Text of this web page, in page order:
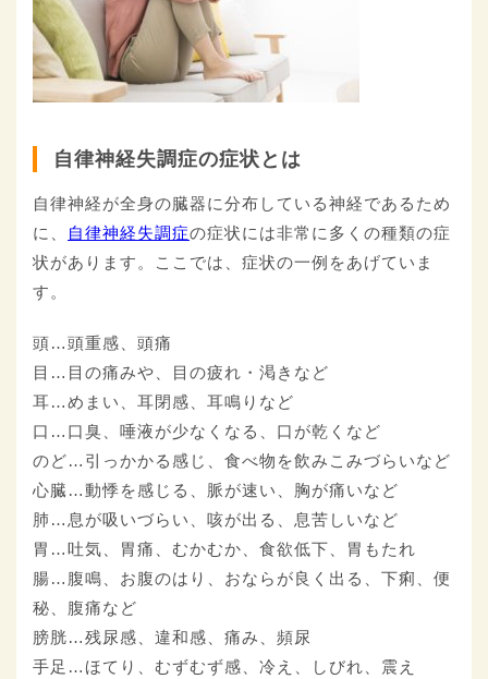
自律神経失調症の症状とは
自律神経が全身の臓器に分布している神経であるため
に、
自律神経失調症の症状には非常に多くの種類の症
状があります。ここでは、症状の一例をあげていま
す。
頭…頭重感、頭痛
目…目の痛みや、目の疲れ・渇きなど
耳…めまい、耳閉感、耳鳴りなど
口…口臭、唾液が少なくなる、口が乾くなど
のど…引っかかる感じ、食べ物を飲みこみづらいなど
心臓…動悸を感じる、脈が速い、胸が痛いなど
肺…息が吸いづらい、咳が出る、息苦しいなど
胃…吐気、胃痛、むかむか、食欲低下、胃もたれ
腸…腹鳴、お腹のはり、おならが良く出る、下痢、便
秘、腹痛など
膀胱…残尿感、違和感、痛み、頻尿
手足…ほてり、むずむず感、冷え、しびれ、震え